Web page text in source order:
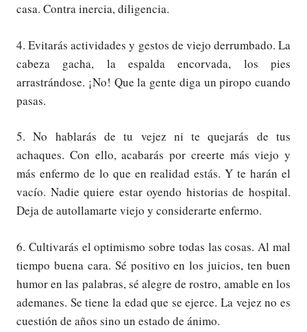
casa. Contra inercia, diligencia.
4. Evitarás actividades y gestos de viejo derrumbado. La
cabeza gacha, la espalda encorvada, los pies
arrastrándose. ¡No! Que la gente diga un piropo cuando
pasas.
5. No hablarás de tu vejez ni te quejarás de tus
achaques. Con ello, acabarás por creerte más viejo y
más enfermo de lo que en realidad estás. Y te harán el
vacío. Nadie quiere estar oyendo historias de hospital.
Deja de autollamarte viejo y considerarte enfermo.
6. Cultivarás el optimismo sobre todas las cosas. Al mal
tiempo buena cara. Sé positivo en los juicios, ten buen
humor en las palabras, sé alegre de rostro, amable en los
ademanes. Se tiene la edad que se ejerce. La vejez no es
cuestión de años sino un estado de ánimo.